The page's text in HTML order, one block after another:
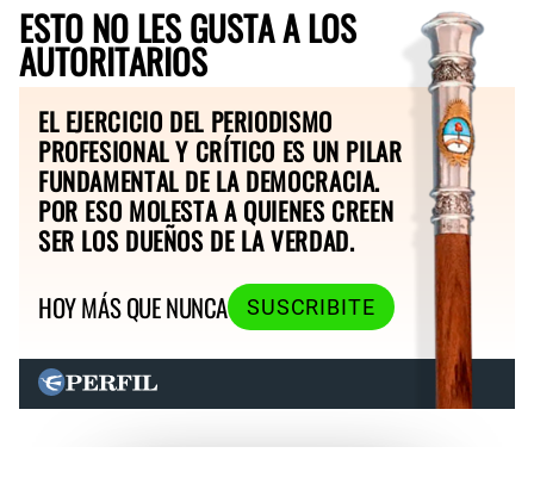
ESTO NO LES GUSTA A LOS
AUTORITARIOS
EL EJERCICIO DEL PERIODISMO
PROFESIONAL Y CRÍTICO ES UN PILAR
FUNDAMENTAL DE LA DEMOCRACIA.
POR ESO MOLESTA A QUIENES CREEN
SER LOS DUEÑOS DE LA VERDAD.
HOY MÁS QUE NUNCA
SUSCRIBITE